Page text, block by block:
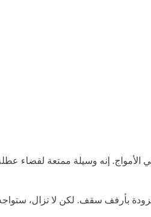
إنه وسيلة ممتعة لقضاء